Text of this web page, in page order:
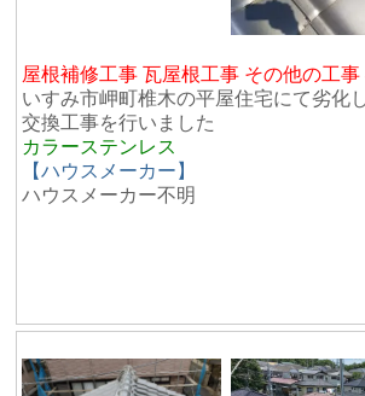
屋根補修工事 瓦屋根工事 その他の工
いすみ市岬町椎木の平屋住宅にて劣化
交換工事を行いました
カラーステンレス
【ハウスメーカー】
ハウスメーカー不明